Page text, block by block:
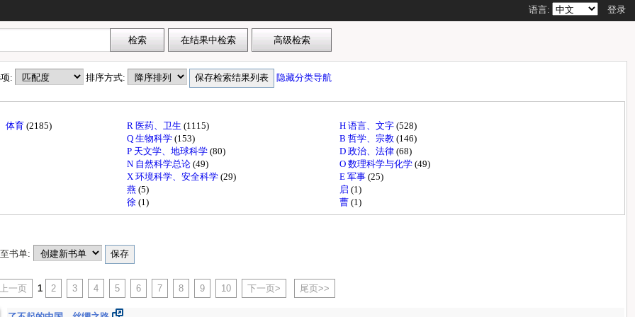
语言: 登录
: 排序方式: 隐藏分类导航
体育(2185) R 医药、卫生(1115) H 语言、文字(528)
Q 生物科学(153) B 哲学、宗教(146)
P 天文学、地球科学(80) D 政治、法律(68)
N 自然科学总论(49) O 数理科学与化学(49)
X 环境科学、安全科学(29) E 军事(25)
燕(5) 启(1)
徐(1) 曹(1)
书单:
一页 1 2 3 4 5 6 7 8 9 10 下一页> 尾页>>